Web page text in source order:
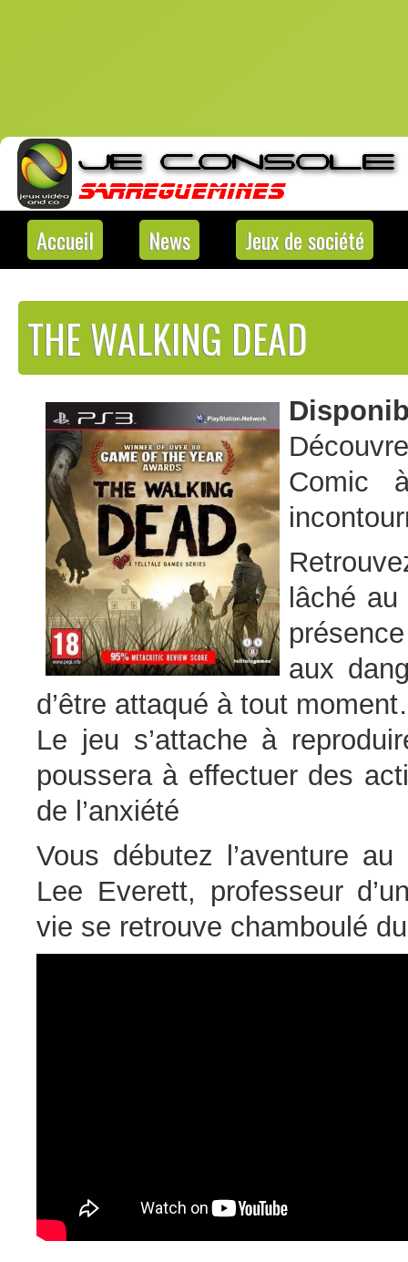
Accueil News Jeux de société
THE WALKING DEAD
Comic
lâché
aux
d’être attaqué à tout
Le jeu s’attache à
poussera à effectuer des
de l’anxiété
Vous débutez l’aventure
Lee Everett, professeur
vie se retrouve chamboulé